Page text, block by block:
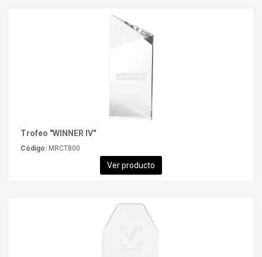
Trofeo "WINNER IV"
Código: MRCT800
Ver producto